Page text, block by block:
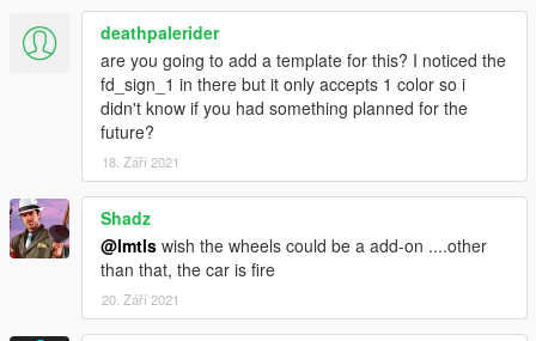
deathpalerider
are you going to add a template for this? I noticed the
fd_sign_1 in there but it only accepts 1 color so i
didn't know if you had something planned for the
future?
18. Září 2021
Shadz
@lmtls wish the wheels could be a add-on ....other
than that, the car is fire
20. Září 2021